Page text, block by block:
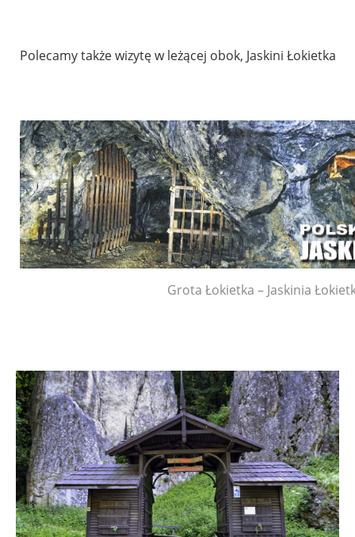
Polecamy także wizytę w leżącej obok, Jaskini Łokietka
Grota Łokietka – Jaskinia